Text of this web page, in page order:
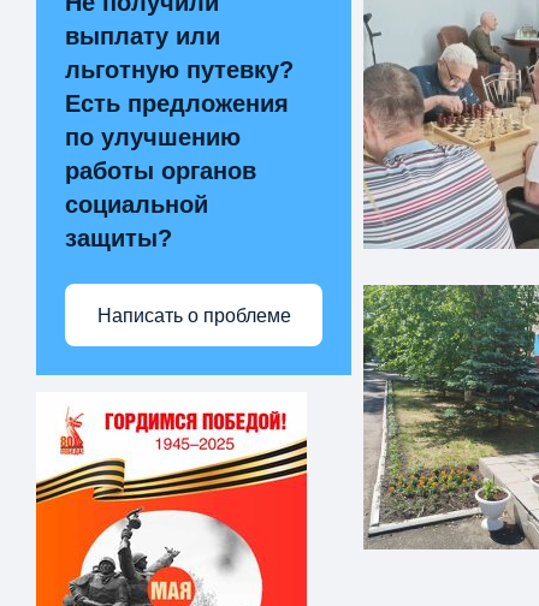
выплату или
льготную путевку?
Есть предложения
по улучшению
работы органов
социальной
защиты?
Написать о проблеме